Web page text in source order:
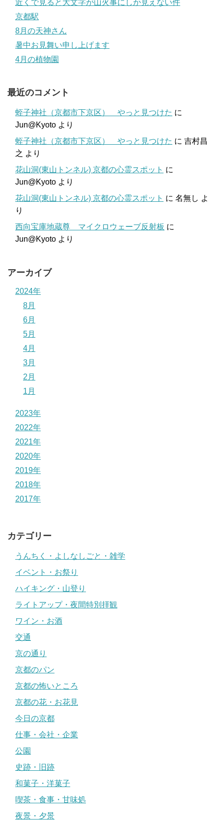
近くで見ると大文字が山火事にしか見えない件
京都駅
8月の天神さん
暑中お見舞い申し上げます
4月の植物園
最近のコメント
蛭子神社（京都市下京区） やっと見つけた に
Jun@Kyoto より
蛭子神社（京都市下京区） やっと見つけた に 吉村昌
之 より
花山洞(東山トンネル) 京都の心霊スポット に
Jun@Kyoto より
花山洞(東山トンネル) 京都の心霊スポット に 名無し よ
り
西向宝庫地蔵尊 マイクロウェーブ反射板 に
Jun@Kyoto より
アーカイブ
2024年
8月
6月
5月
4月
3月
2月
1月
2023年
2022年
2021年
2020年
2019年
2018年
2017年
カテゴリー
うんちく・よしなしごと・雑学
イベント・お祭り
ハイキング・山登り
ライトアップ・夜間特別拝観
ワイン・お酒
交通
京の通り
京都のパン
京都の怖いところ
京都の花・お花見
今日の京都
仕事・会社・企業
公園
史跡・旧跡
和菓子・洋菓子
喫茶・食事・甘味処
夜景・夕景